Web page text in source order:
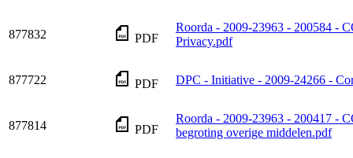
877832 PDF
Roorda - 2009-23963 - 200584 -
Privacy.pdf
877722 PDF DPC - Initiative - 2009-24266 -
877814 PDF
Roorda - 2009-23963 - 200417 -
begroting overige middelen.pdf